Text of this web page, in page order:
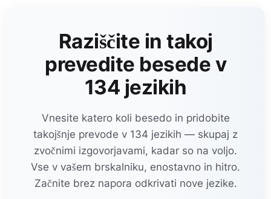
Raziščite in takoj
prevedite besede v
134 jezikih
Vnesite katero koli besedo in pridobite
takojšnje prevode v 134 jezikih — skupaj z
zvočnimi izgovorjavami, kadar so na voljo.
Vse v vašem brskalniku, enostavno in hitro.
Začnite brez napora odkrivati nove jezike.